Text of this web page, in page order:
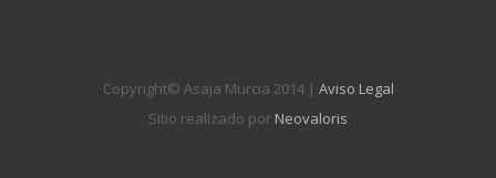
Copyright© Asaja Murcia 2014 | Aviso Legal
Sitio realizado por Neovaloris